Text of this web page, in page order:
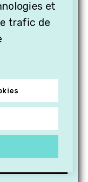
et
trafic de
EN
VOS
!